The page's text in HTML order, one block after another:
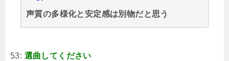
声質の多様化と安定感は別物だと思う
53: 選曲してください